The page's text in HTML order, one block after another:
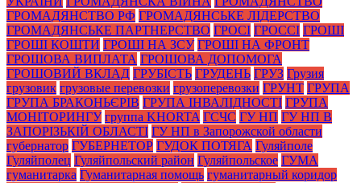
ГРОМАДЯНСТВО РФ ГРОМАДЯНСЬКЕ ЛІДЕРСТВО
ГРОМАДЯНСЬКЕ ПАРТНЕРСТВО ГРОСІ ГРОССІ ГРОШІ
ГРОШІ КОШТИ ГРОШІ НА ЗСУ ГРОШІ НА ФРОНТ
ГРОШОВА ВИПЛАТА ГРОШОВА ДОПОМОГА
ГРОШОВИЙ ВКЛАД ГРУБІСТЬ ГРУДЕНЬ ГРУЗ Грузия
грузовик грузовые перевозки грузоперевозки ГРУНТ ГРУПА
ГРУПА БРАКОНЬЄРІВ ГРУПА ІНВАЛІДНОСТІ ГРУПА
МОНІТОРИНГУ группа KHORTA ГСЧС ГУ НП ГУ НП В
ЗАПОРІЗЬКІЙ ОБЛАСТІ ГУ НП в Запорожской области
губернатор ГУБЕРНЕТОР ГУДОК ПОТЯГА Гуляйполе
Гуляйполец Гуляйпольский район Гуляйпольское ГУМА
гуманитарка Гуманитарная помощь гуманитарный коридор